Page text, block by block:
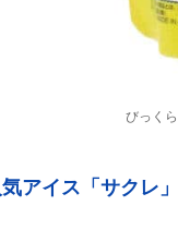
びっく
アイス「サクレ